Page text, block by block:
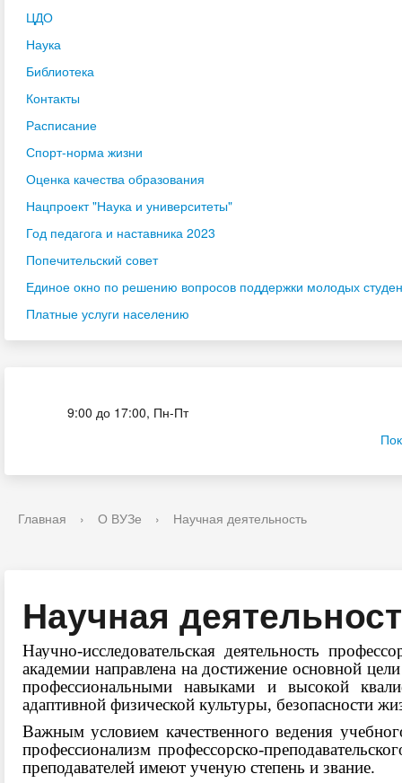
ЦДО
Наука
Библиотека
Контакты
Расписание
Спорт-норма жизни
Оценка качества образования
Нацпроект "Наука и университеты"
Год педагога и наставника 2023
Попечительский совет
Единое окно по решению вопросов поддержки молодых
Платные услуги населению
9:00 до 17:00, Пн-Пт
Главная › О ВУЗе › Научная деятельность
Научная
Научно-исследовательская деятельность
академии направлена на достижение основной
профессиональными навыками и высокой
адаптивной физической культуры, безопасности
Важным условием качественного ведения
профессионализм профессорско-
преподавателей имеют ученую степень и звание.